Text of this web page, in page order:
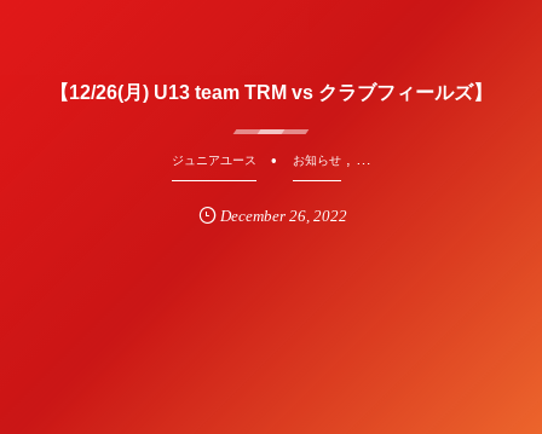
【12/26(月) U13 team TRM vs クラブフィールズ】
ジュニアユース お知らせ, …
December 26 ,2022